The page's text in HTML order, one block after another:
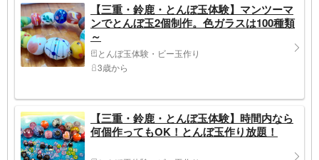
【三重・鈴鹿・とんぼ玉体験】マンツーマ
ンでとんぼ玉2個制作。色ガラスは100種類
～
とんぼ玉体験・ビー玉作り
3歳から
【三重・鈴鹿・とんぼ玉体験】時間内なら
何個作ってもOK！とんぼ玉作り放題！